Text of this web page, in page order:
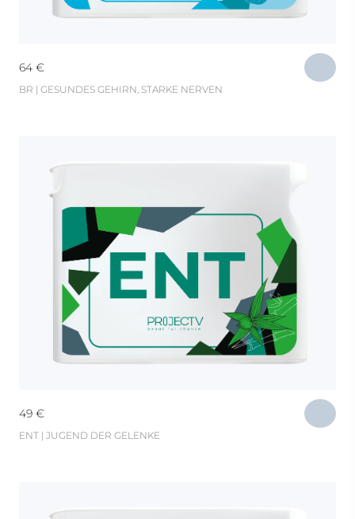
64 €
BR | GESUNDES GEHIRN, STARKE NERVEN
49 €
ENT | JUGEND DER GELENKE